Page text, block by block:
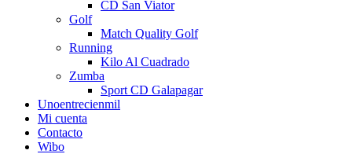
CD San Viator
Golf
Match Quality Golf
Running
Kilo Al Cuadrado
Zumba
Sport CD Galapagar
Unoentrecienmil
Mi cuenta
Contacto
Wibo